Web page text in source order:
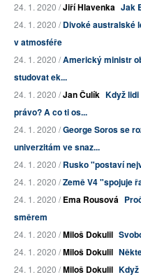
24. 1. 2020 /Jiří Hlavenka Jak
24. 1. 2020 /Divoké australské
v atmosféře
24. 1. 2020 /Americký ministr
studovat ek...
24. 1. 2020 /Jan Čulík Když
právo? A co ti os...
24. 1. 2020 /George Soros se
univerzitám ve snaz...
24. 1. 2020 /Rusko "postaví
24. 1. 2020 /Země V4 "spojuje
24. 1. 2020 /Ema Rousová
směrem
24. 1. 2020 /Miloš Dokulil
24. 1. 2020 /Miloš Dokulil
24. 1. 2020 /Miloš Dokulil Když